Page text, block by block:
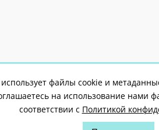
использует файлы cookie и
на использование нами
соответствии с Политикой